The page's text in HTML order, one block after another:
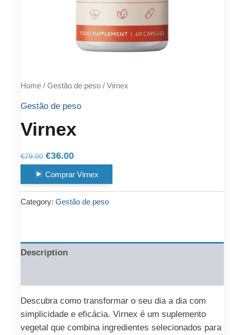
Home / Gestão de peso / Virnex
Gestão de peso
Virnex
€79.00 Original
price
was:
€79.00.
€36.00Current
price
is:
€36.00.
Comprar Virnex
Category: Gestão de peso
Description
Descubra como transformar o seu dia a dia com
simplicidade e eficácia. Virnex é um suplemento
vegetal que combina ingredientes selecionados para